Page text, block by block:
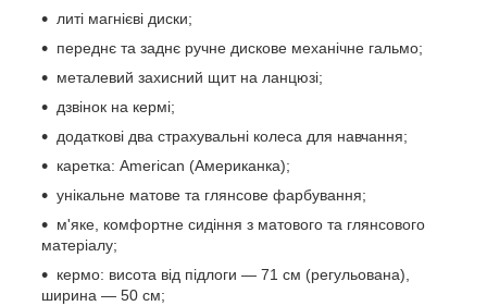
литі магнієві диски;
переднє та заднє ручне дискове механічне гальмо;
металевий захисний щит на ланцюзі;
дзвінок на кермі;
додаткові два страхувальні колеса для навчання;
каретка: American (Американка);
унікальне матове та глянсове фарбування;
м'яке, комфортне сидіння з матового та глянсового
матеріалу;
кермо: висота від підлоги — 71 см (регульована),
ширина — 50 см;